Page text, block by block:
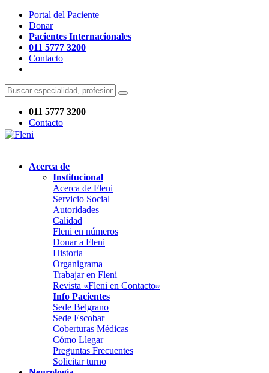
Portal del Paciente
Donar
Pacientes Internacionales
011 5777 3200
Contacto
011 5777 3200
Contacto
Acerca de
Institucional
Acerca de Fleni
Servicio Social
Autoridades
Calidad
Fleni en números
Donar a Fleni
Historia
Organigrama
Trabajar en Fleni
Revista «Fleni en Contacto»
Info Pacientes
Sede Belgrano
Sede Escobar
Coberturas Médicas
Cómo Llegar
Preguntas Frecuentes
Solicitar turno